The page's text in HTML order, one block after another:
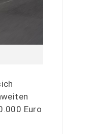
Euro